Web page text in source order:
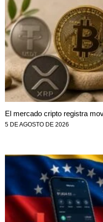
El mercado cripto registra
5 DE AGOSTO DE 2026